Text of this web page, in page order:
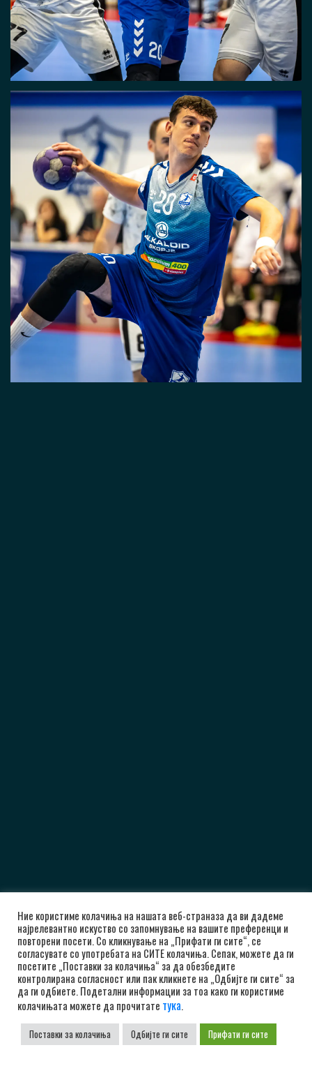
Ние користиме колачиња на нашата веб-страназа да ви дадеме
најрелевантно искуство со запомнување на вашите преференци и
повторени посети. Со кликнување на „Прифати ги сите“, се
согласувате со употребата на СИТЕ колачиња. Сепак, можете да ги
посетите „Поставки за колачиња“ за да обезбедите
контролирана согласност или пак кликнете на „Одбијте ги сите“ за
да ги одбиете. Подетални информации за тоа како ги користиме
колачињата можете да прочитате тука.
Поставки за колачиња Одбијте ги сите Прифати ги сите